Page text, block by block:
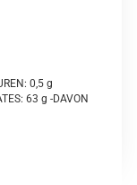
0,5 g
63 g -DAVON